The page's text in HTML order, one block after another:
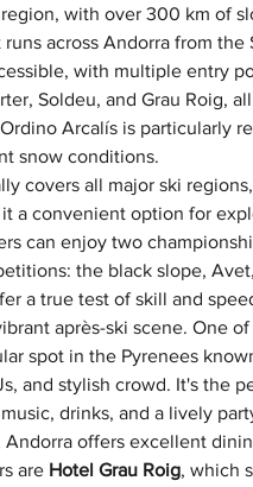
with over 300 km of
across Andorra from the
with multiple entry
Soldeu, and Grau Roig,
Arcalís is particularly
snow conditions.
covers all major ski
a convenient option for
can enjoy two
the black slope,
a true test of skill and
après-ski scene. One
spot in the Pyrenees
and stylish crowd. It's the
drinks, and a lively
Andorra offers excellent
are Hotel Grau Roig, which